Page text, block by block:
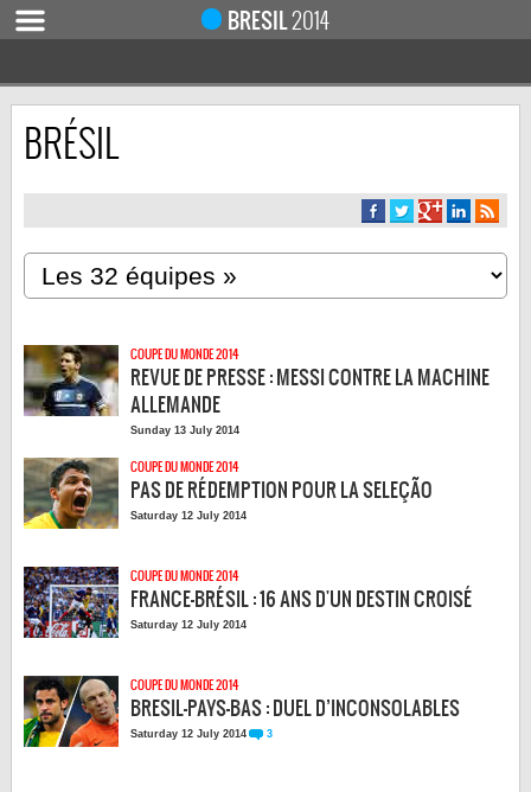
BRESIL2014
ACCUEIL
CALENDRIER / RÉSULTATS
DEMI-FINALES
CLASSEMENTS
LES BUTEURS
HOMME DU MATCH
LES 32 ÉQUIPES
LES STADES
QUALIFICATIONS
COUPE DES CONFÉDÉRATIONS
BRÉSIL
COUPE DU MONDE 2014
REVUE DE PRESSE : MESSI CONTRE LA MACHINE
ALLEMANDE
Sunday 13 July 2014
COUPE DU MONDE 2014
PAS DE RÉDEMPTION POUR LA SELEÇÃO
Saturday 12 July 2014
COUPE DU MONDE 2014
FRANCE-BRÉSIL : 16 ANS D'UN DESTIN CROISÉ
Saturday 12 July 2014
COUPE DU MONDE 2014
BRESIL-PAYS-BAS : DUEL D’INCONSOLABLES
Saturday 12 July 2014 3